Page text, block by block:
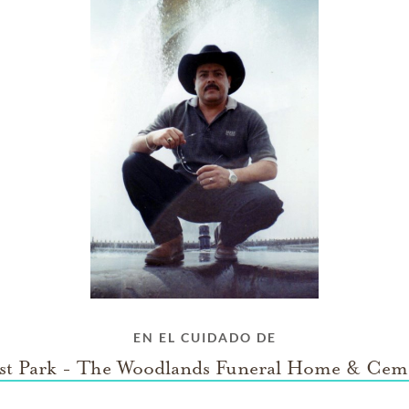
EN EL CUIDADO DE
Park - The Woodlands Funeral Home &